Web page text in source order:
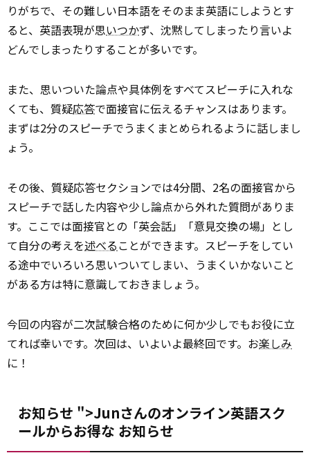
りがちで、その難しい日本語をそのまま英語にしようとす
ると、英語表現が思いつかず、沈黙してしまったり言いよ
どんでしまったりすることが多いです。
また、思いついた論点や具体例をすべてスピーチに入れな
くても、質疑応答で面接官に伝えるチャンスはあります。
まずは2分のスピーチでうまくまとめられるように話しまし
ょう。
その後、質疑応答セクションでは4分間、2名の面接官から
スピーチで話した内容や少し論点から外れた質問がありま
す。ここでは面接官との「英会話」「意見交換の場」とし
て自分の考えを述べることができます。スピーチをしてい
る途中でいろいろ思いついてしまい、うまくいかないこと
がある方は特に意識しておきましょう。
今回の内容が二次試験合格のために何か少しでもお役に立
てれば幸いです。次回は、いよいよ最終回です。お楽しみ
に！
お知らせ ">Junさんのオンライン英語スク
ールからお得な お知らせ